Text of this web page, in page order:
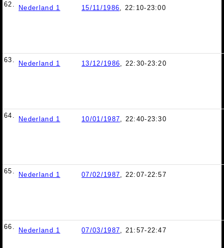
62. Nederland 1 15/11/1986, 22:10-23:00
63. Nederland 1 13/12/1986, 22:30-23:20
64. Nederland 1 10/01/1987, 22:40-23:30
65. Nederland 1 07/02/1987, 22:07-22:57
66. Nederland 1 07/03/1987, 21:57-22:47